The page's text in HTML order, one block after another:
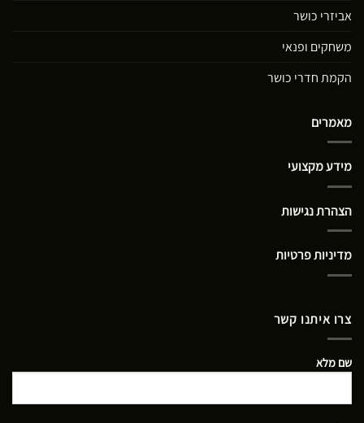
אביזרי כושר
משחקים ופנאי
הקמת חדרי כושר
מאמרים
מידע מקצועי
הצהרת נגישות
מדיניות פרטיות
צרו איתנו קשר
שם מלא